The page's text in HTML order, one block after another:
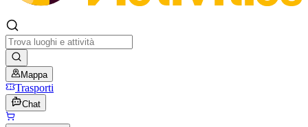
Mappa
Trasporti
Chat